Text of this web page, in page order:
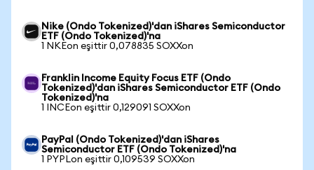
Nike (Ondo Tokenized)'dan iShares Semiconductor
ETF (Ondo Tokenized)'na
1 NKEon eşittir 0,078835 SOXXon
Franklin Income Equity Focus ETF (Ondo
Tokenized)'dan iShares Semiconductor ETF (Ondo
Tokenized)'na
1 INCEon eşittir 0,129091 SOXXon
PayPal (Ondo Tokenized)'dan iShares
Semiconductor ETF (Ondo Tokenized)'na
1 PYPLon eşittir 0,109539 SOXXon